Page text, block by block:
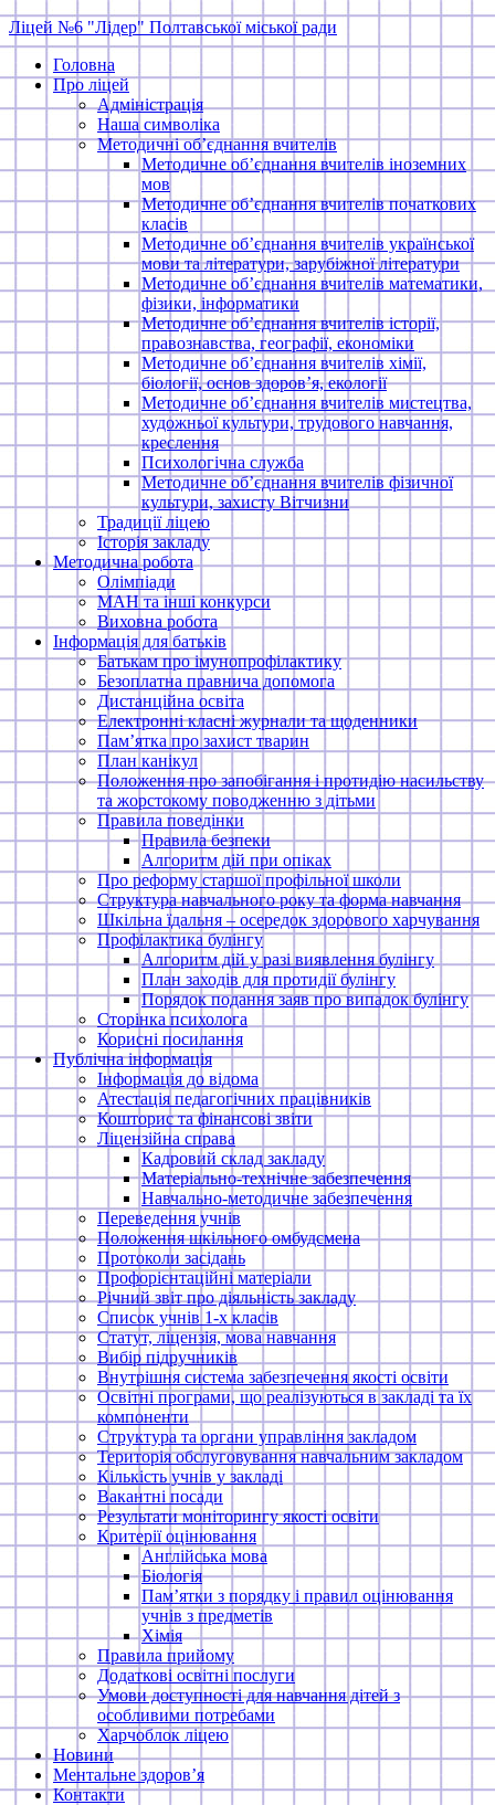
Skip
to
content
Ліцей №6 "Лідер" Полтавської міської ради
Головна
Про ліцей
Адміністрація
Наша символіка
Методичні об’єднання вчителів
Методичне об’єднання вчителів іноземних
мов
Методичне об’єднання вчителів початкових
класів
Методичне об’єднання вчителів української
мови та літератури, зарубіжної літератури
Методичне об’єднання вчителів математики,
фізики, інформатики
Методичне об’єднання вчителів історії,
правознавства, географії, економіки
Методичне об’єднання вчителів хімії,
біології, основ здоров’я, екології
Методичне об’єднання вчителів мистецтва,
художньої культури, трудового навчання,
креслення
Психологічна служба
Методичне об’єднання вчителів фізичної
культури, захисту Вітчизни
Традиції ліцею
Історія закладу
Методична робота
Олімпіади
МАН та інші конкурси
Виховна робота
Інформація для батьків
Батькам про імунопрофілактику
Безоплатна правнича допомога
Дистанційна освіта
Електронні класні журнали та щоденники
Памʼятка про захист тварин
План канікул
Положення про запобігання і протидію насильству
та жорстокому поводженню з дітьми
Правила поведінки
Правила безпеки
Алгоритм дій при опіках
Про реформу старшої профільної школи
Структура навчального року та форма навчання
Шкільна їдальня – осередок здорового харчування
Профілактика булінгу
Алгоритм дій у разі виявлення булінгу
План заходів для протидії булінгу
Порядок подання заяв про випадок булінгу
Сторінка психолога
Корисні посилання
Публічна інформація
Інформація до відома
Атестація педагогічних працівників
Кошторис та фінансові звіти
Ліцензійна справа
Кадровий склад закладу
Матеріально-технічне забезпечення
Навчально-методичне забезпечення
Переведення учнів
Положення шкільного омбудсмена
Протоколи засідань
Профорієнтаційні матеріали
Річний звіт про діяльність закладу
Список учнів 1-х класів
Статут, ліцензія, мова навчання
Вибір підручників
Внутрішня система забезпечення якості освіти
Освітні програми, що реалізуються в закладі та їх
компоненти
Структура та органи управління закладом
Територія обслуговування навчальним закладом
Кількість учнів у закладі
Вакантні посади
Результати моніторингу якості освіти
Критерії оцінювання
Англійська мова
Біологія
Пам’ятки з порядку і правил оцінювання
учнів з предметів
Хімія
Правила прийому
Додаткові освітні послуги
Умови доступності для навчання дітей з
особливими потребами
Харчоблок ліцею
Новини
Ментальне здоров’я
Контакти